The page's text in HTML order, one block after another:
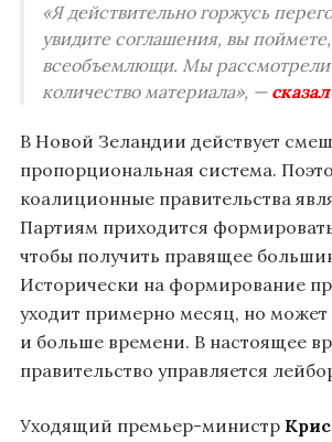
«Я действительно горжусь
увидите соглашения, вы
всеобъемлющи. Мы рассмотрели
количество материала», — сказал
В Новой Зеландии действует
пропорциональная система.
коалиционные правительства
Партиям приходится
чтобы получить правящее
Исторически на формирование
уходит примерно месяц, но может
и больше времени. В настоящее
правительство управляется
Уходящий премьер-министр